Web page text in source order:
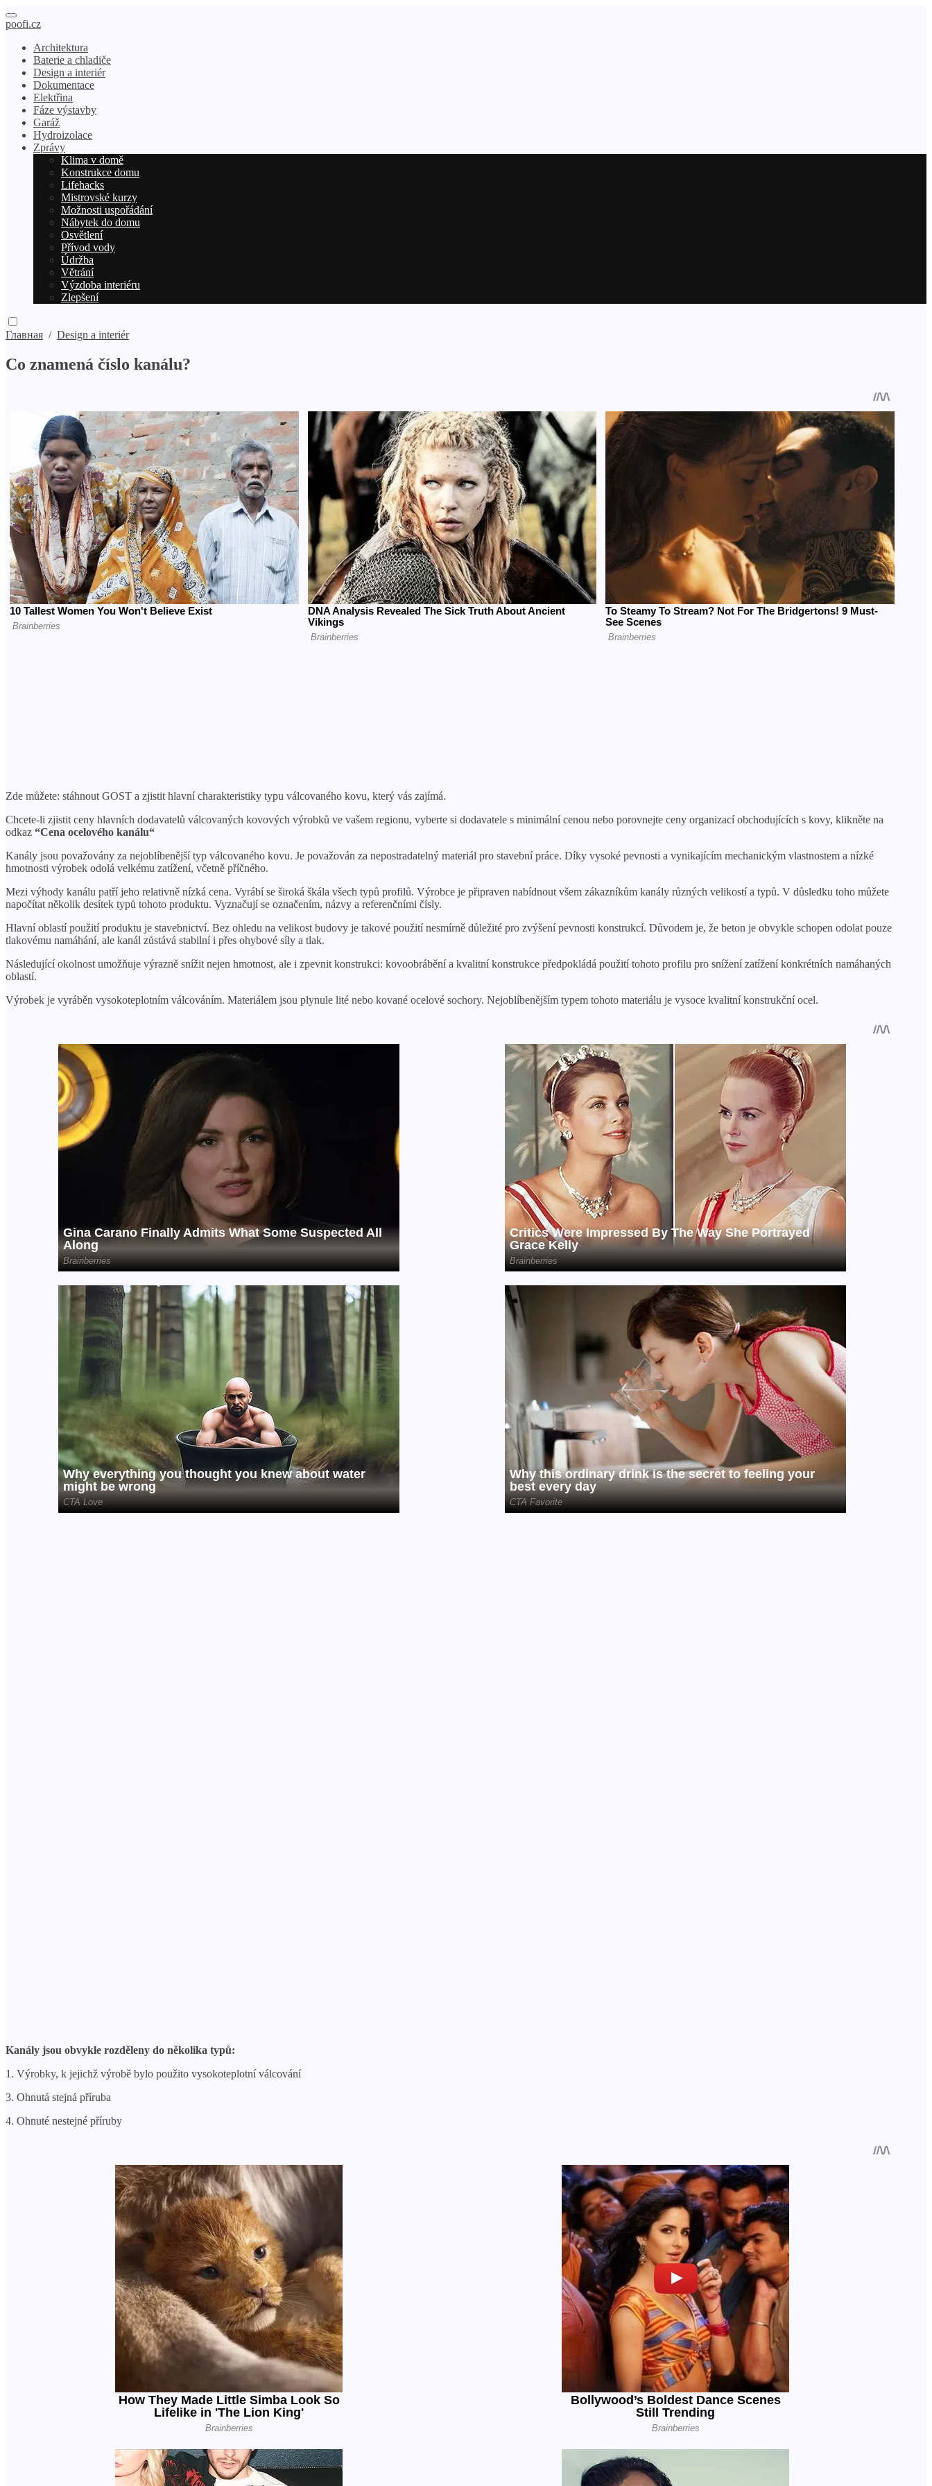
poofi.cz
Architektura
Baterie a chladiče
Design a interiér
Dokumentace
Elektřina
Fáze výstavby
Garáž
Hydroizolace
Zprávy
Klima v domě
Konstrukce domu
Lifehacks
Mistrovské kurzy
Možnosti uspořádání
Nábytek do domu
Osvětlení
Přívod vody
Údržba
Větrání
Výzdoba interiéru
Zlepšení
Главная / Design a interiér
Co znamená číslo kanálu?
Zde můžete: stáhnout GOST a zjistit hlavní charakteristiky typu válcovaného kovu, který vás zajímá.
Chcete-li zjistit ceny hlavních dodavatelů válcovaných kovových výrobků ve vašem regionu, vyberte si dodavatele s minimální cenou nebo porovnejte ceny organizací obchodujících s kovy, klikněte na
odkaz “Cena ocelového kanálu“
Kanály jsou považovány za nejoblíbenější typ válcovaného kovu. Je považován za nepostradatelný materiál pro stavební práce. Díky vysoké pevnosti a vynikajícím mechanickým vlastnostem a nízké
hmotnosti výrobek odolá velkému zatížení, včetně příčného.
Mezi výhody kanálu patří jeho relativně nízká cena. Vyrábí se široká škála všech typů profilů. Výrobce je připraven nabídnout všem zákazníkům kanály různých velikostí a typů. V důsledku toho můžete
napočítat několik desítek typů tohoto produktu. Vyznačují se označením, názvy a referenčními čísly.
Hlavní oblastí použití produktu je stavebnictví. Bez ohledu na velikost budovy je takové použití nesmírně důležité pro zvýšení pevnosti konstrukcí. Důvodem je, že beton je obvykle schopen odolat pouze
tlakovému namáhání, ale kanál zůstává stabilní i přes ohybové síly a tlak.
Následující okolnost umožňuje výrazně snížit nejen hmotnost, ale i zpevnit konstrukci: kovoobrábění a kvalitní konstrukce předpokládá použití tohoto profilu pro snížení zatížení konkrétních namáhaných
oblastí.
Výrobek je vyráběn vysokoteplotním válcováním. Materiálem jsou plynule lité nebo kované ocelové sochory. Nejoblíbenějším typem tohoto materiálu je vysoce kvalitní konstrukční ocel.
Kanály jsou obvykle rozděleny do několika typů:
1. Výrobky, k jejichž výrobě bylo použito vysokoteplotní válcování
3. Ohnutá stejná příruba
4. Ohnuté nestejné příruby